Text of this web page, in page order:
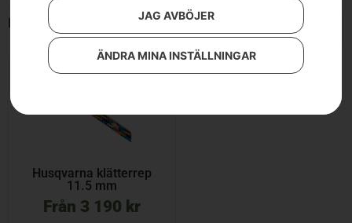
JAG AVBÖJER
ÄNDRA MINA INSTÄLLNINGAR
Endast ett sökresultat
Husqvarna klätterrep
11.5 mm
Från 3 190 kr